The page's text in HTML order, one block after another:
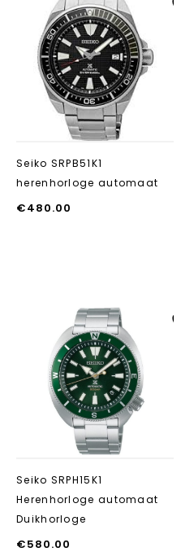
Seiko SRPB51K1
herenhorloge automaat
€480.00
Seiko SRPH15K1
Herenhorloge automaat
Duikhorloge
€580.00